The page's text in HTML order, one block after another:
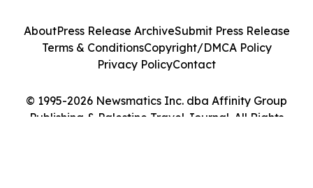
© 1995-2026 Newsmatics Inc. dba Affinity Group
Publishing & Palestine Travel Journal. All Rights
AboutPress Release ArchiveSubmit Press Release
Terms & ConditionsCopyright/DMCA Policy
Privacy PolicyContact